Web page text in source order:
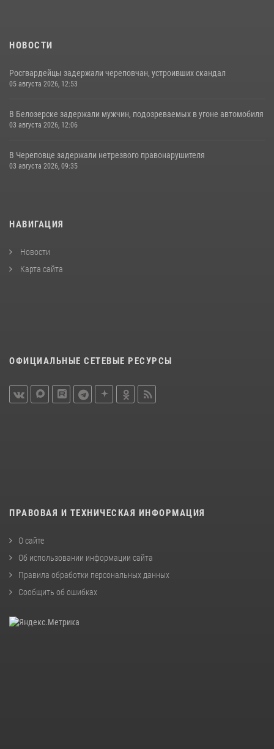
НОВОСТИ
Росгвардейцы задержали череповчан, устроивших скандал
05 августа 2026, 12:53
В Белозерске задержали мужчин, подозреваемых в угоне автомобиля
03 августа 2026, 12:06
В Череповце задержали нетрезвого правонарушителя
03 августа 2026, 09:35
НАВИГАЦИЯ
Новости
Карта сайта
ОФИЦИАЛЬНЫЕ СЕТЕВЫЕ РЕСУРСЫ
ПРАВОВАЯ И ТЕХНИЧЕСКАЯ ИНФОРМАЦИЯ
О сайте
Об использовании информации сайта
Правила обработки персональных данных
Сообщить об ошибках